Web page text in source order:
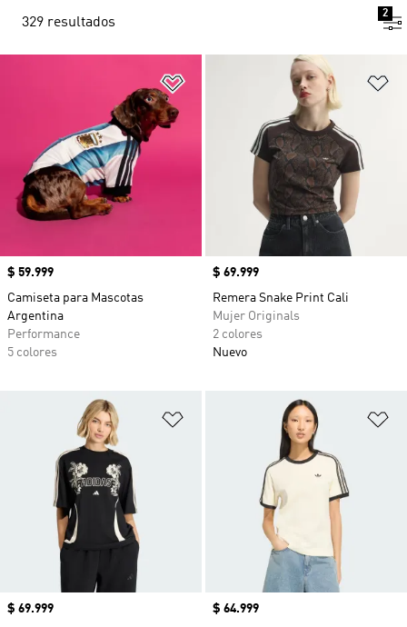
329 resultados
2
Añadir a la lista de deseos
Precio
$ 59.999
Camiseta para Mascotas
Argentina
Performance
5 colores
Precio
$ 69.999
Remera Snake Print Cali
Mujer Originals
2 colores
Nuevo
Añadir a la lista de deseos
Precio
$ 69.999
Precio
$ 64.999